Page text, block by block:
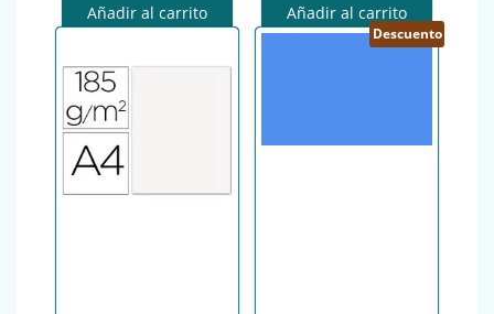
Añadir al carrito Añadir al carrito
Descuento